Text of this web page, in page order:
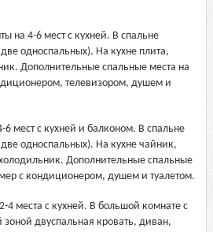
на 4-6 мест с кухней. В спальне
односпальных). На кухне плита,
Дополнительные спальные места на
телевизором, душем и
мест с кухней и балконом. В спальне
односпальных). На кухне чайник,
Дополнительные спальные
с кондиционером, душем и туалетом.
места с кухней. В большой комнате с
зоной двуспальная кровать, диван,